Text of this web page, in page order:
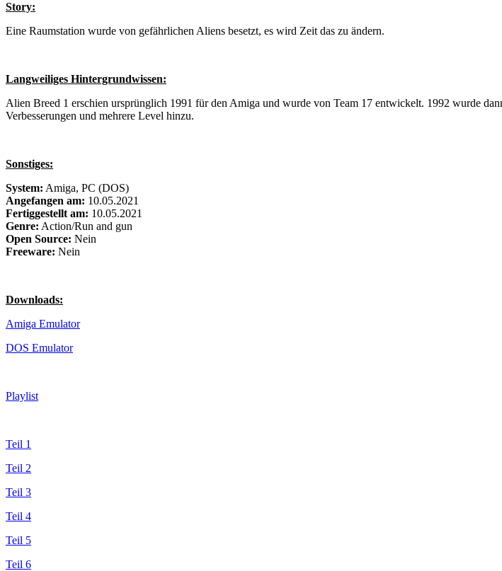
Story:
Eine Raumstation wurde von gefährlichen Aliens besetzt, es wird Zeit das zu ändern.
Langweiliges Hintergrundwissen:
Alien Breed 1 erschien ursprünglich 1991 für den Amiga und wurde von Team 17 entwickelt. 1992 wurde
Verbesserungen und mehrere Level hinzu.
Sonstiges:
System: Amiga, PC (DOS)
Angefangen am: 10.05.2021
Fertiggestellt am: 10.05.2021
Genre: Action/Run and gun
Open Source: Nein
Freeware: Nein
Downloads:
Amiga Emulator
DOS Emulator
Playlist
Teil 1
Teil 2
Teil 3
Teil 4
Teil 5
Teil 6